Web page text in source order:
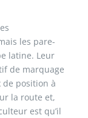
les pare-
latine. Leur
de marquage
position à
la route et,
est qu’il